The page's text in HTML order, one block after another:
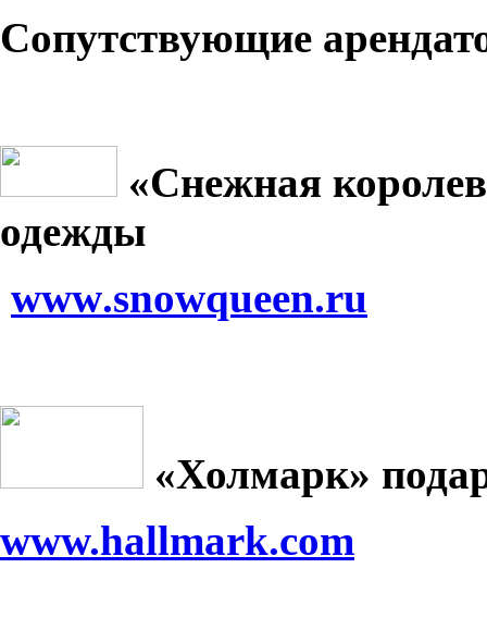
Сопутствующие
«Снежная
одежды
www.snowqueen.ru
«Холмарк»
www.hallmark.com